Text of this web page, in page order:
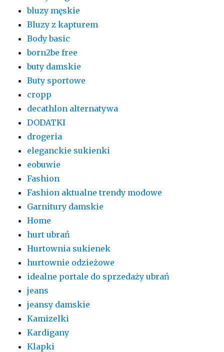
bluzy męskie
Bluzy z kapturem
Body basic
born2be free
buty damskie
Buty sportowe
cropp
decathlon alternatywa
DODATKI
drogeria
eleganckie sukienki
eobuwie
Fashion
Fashion aktualne trendy modowe
Garnitury damskie
Home
hurt ubrań
Hurtownia sukienek
hurtownie odzieżowe
idealne portale do sprzedaży ubrań
jeans
jeansy damskie
Kamizelki
Kardigany
Klapki